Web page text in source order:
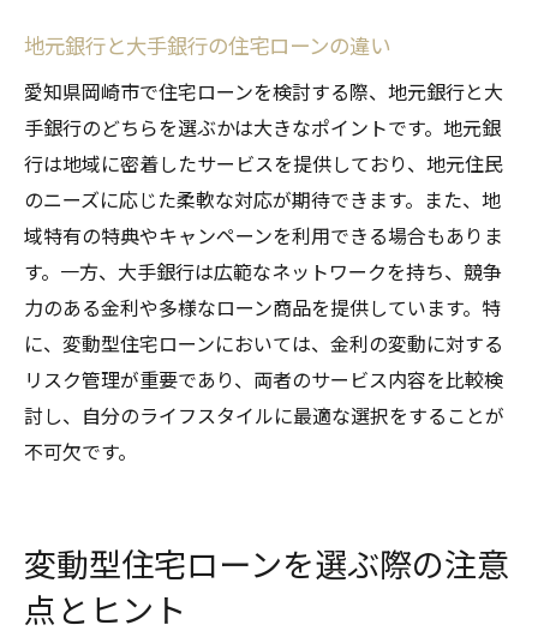
地元銀行と大手銀行の住宅ローンの違い
愛知県岡崎市で住宅ローンを検討する際、地元銀行と大
手銀行のどちらを選ぶかは大きなポイントです。地元銀
行は地域に密着したサービスを提供しており、地元住民
のニーズに応じた柔軟な対応が期待できます。また、地
域特有の特典やキャンペーンを利用できる場合もありま
す。一方、大手銀行は広範なネットワークを持ち、競争
力のある金利や多様なローン商品を提供しています。特
に、変動型住宅ローンにおいては、金利の変動に対する
リスク管理が重要であり、両者のサービス内容を比較検
討し、自分のライフスタイルに最適な選択をすることが
不可欠です。
変動型住宅ローンを選ぶ際の注意
点とヒント